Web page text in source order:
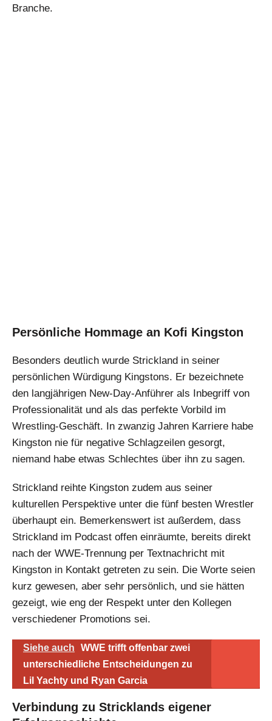
Branche.
Persönliche Hommage an Kofi Kingston
Besonders deutlich wurde Strickland in seiner
persönlichen Würdigung Kingstons. Er bezeichnete
den langjährigen New-Day-Anführer als Inbegriff von
Professionalität und als das perfekte Vorbild im
Wrestling-Geschäft. In zwanzig Jahren Karriere habe
Kingston nie für negative Schlagzeilen gesorgt,
niemand habe etwas Schlechtes über ihn zu sagen.
Strickland reihte Kingston zudem aus seiner
kulturellen Perspektive unter die fünf besten Wrestler
überhaupt ein. Bemerkenswert ist außerdem, dass
Strickland im Podcast offen einräumte, bereits direkt
nach der WWE-Trennung per Textnachricht mit
Kingston in Kontakt getreten zu sein. Die Worte seien
kurz gewesen, aber sehr persönlich, und sie hätten
gezeigt, wie eng der Respekt unter den Kollegen
verschiedener Promotions sei.
Siehe auch
WWE trifft offenbar zwei
unterschiedliche Entscheidungen zu
Lil Yachty und Ryan Garcia
Verbindung zu Stricklands eigener